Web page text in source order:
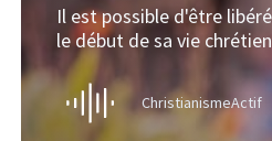
Il est possible d'être
le début de sa vie
ChristianismeActif